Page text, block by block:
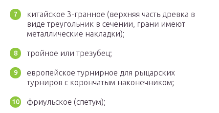
китайское 3-гранное (верхняя часть древка в
виде треугольник в сечении, грани имеют
металлические накладки);
тройное или трезубец;
европейское турнирное для рыцарских
турниров с корончатым наконечником;
фриульское (спетум);